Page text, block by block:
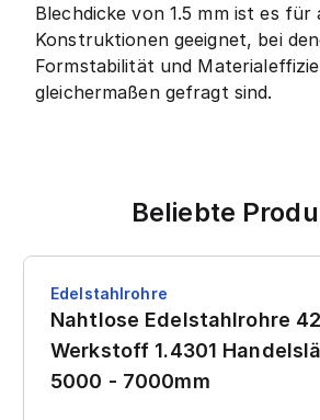
Blechdicke von 1.5 mm ist es für
Konstruktionen geeignet, bei
Formstabilität und
gleichermaßen gefragt sind.
Beliebte
Edelstahlrohre
Nahtlose Edelstahlrohre
Werkstoff 1.4301
5000 - 7000mm